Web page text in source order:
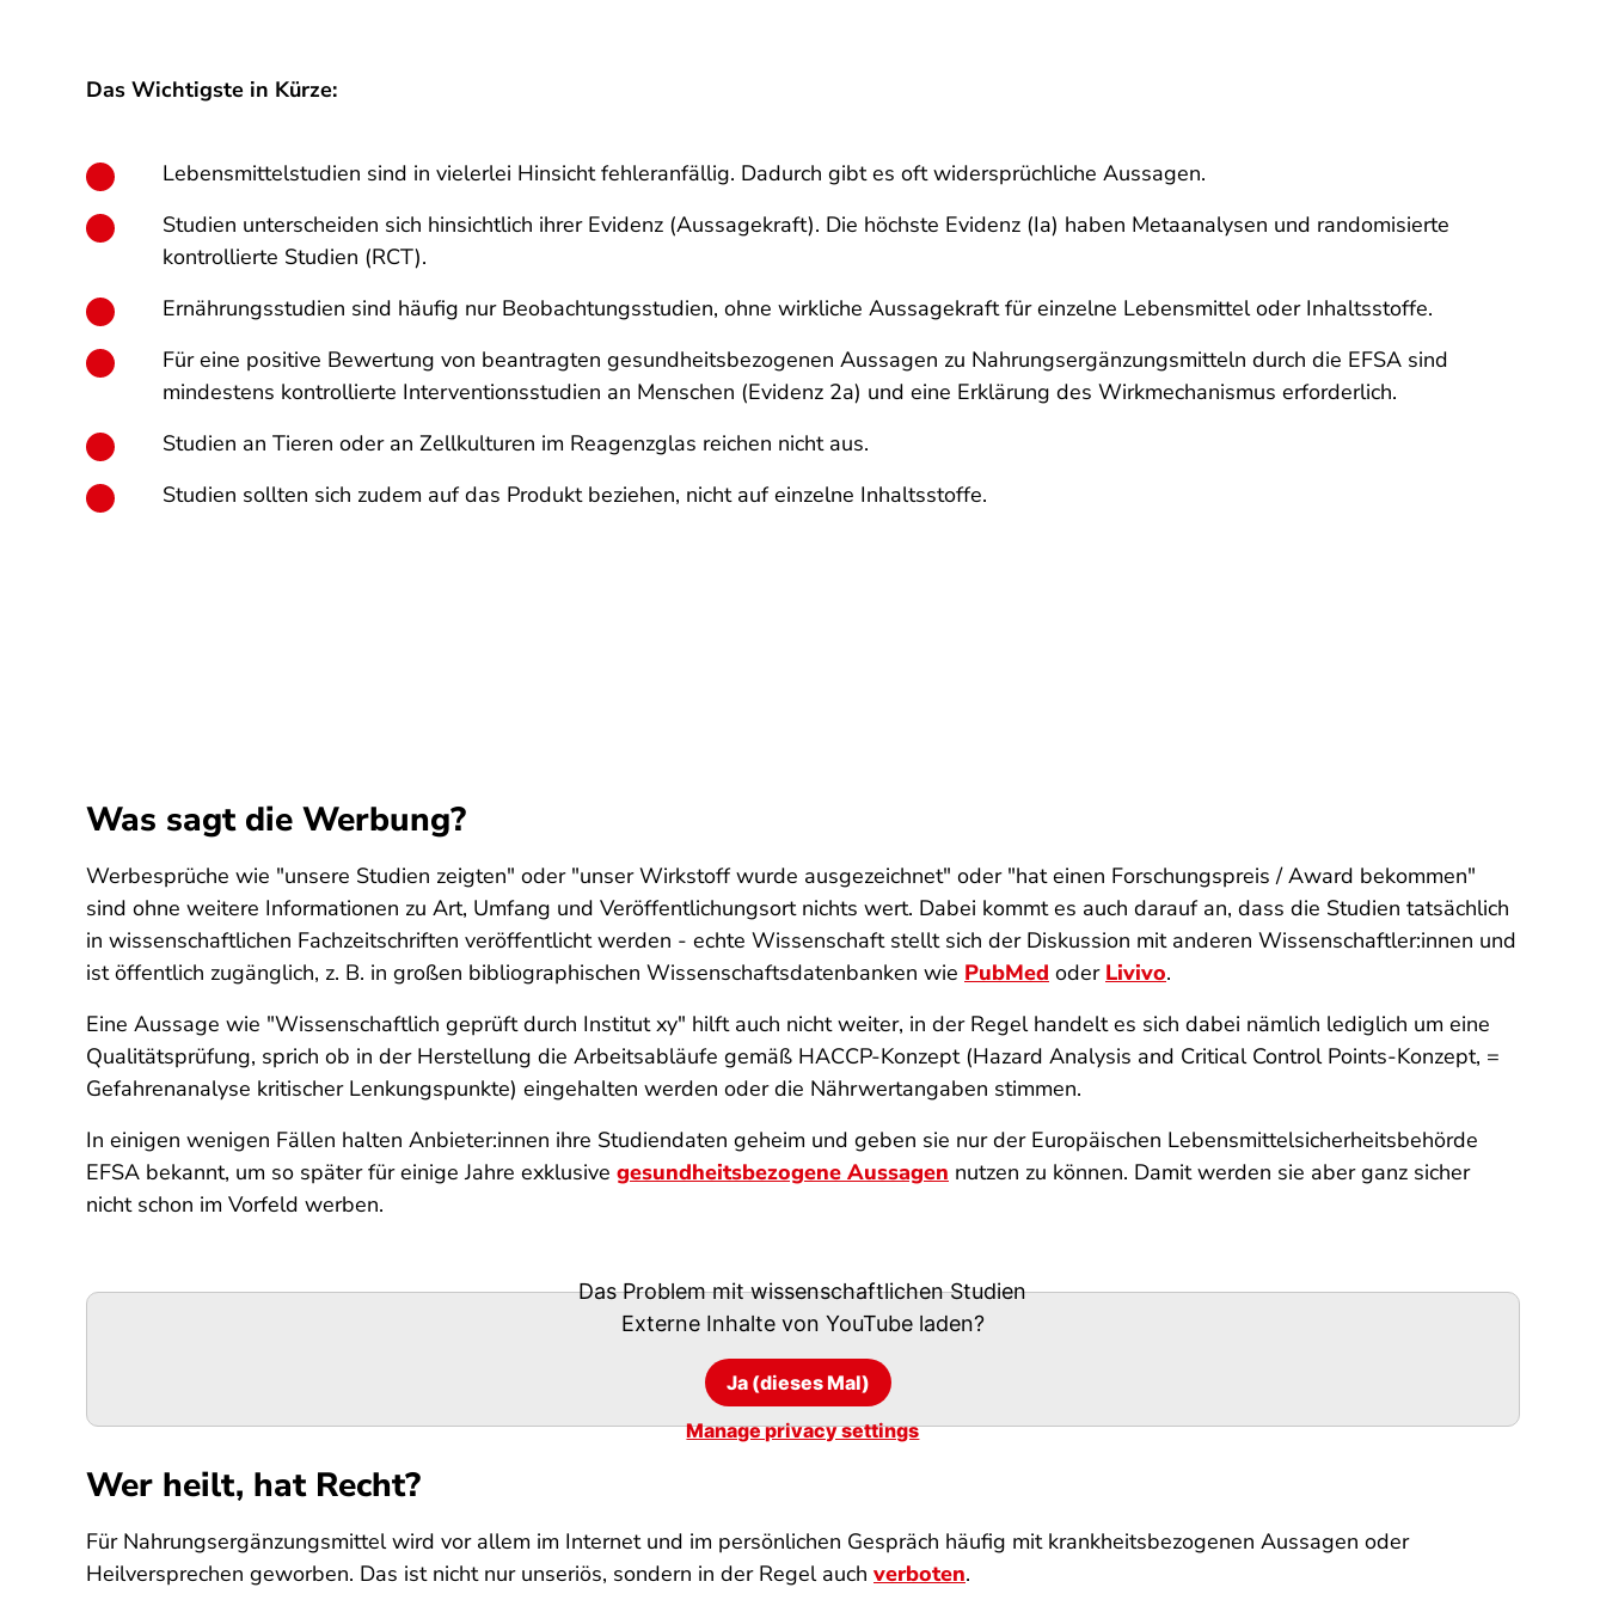
Das Wichtigste in Kürze:
Lebensmittelstudien sind in vielerlei Hinsicht fehleranfällig. Dadurch gibt es oft widersprüchliche Aussagen.
Studien unterscheiden sich hinsichtlich ihrer Evidenz (Aussagekraft). Die höchste Evidenz (Ia) haben Metaanalysen und randomisierte
kontrollierte Studien (RCT).
Ernährungsstudien sind häufig nur Beobachtungsstudien, ohne wirkliche Aussagekraft für einzelne Lebensmittel oder Inhaltsstoffe.
Für eine positive Bewertung von beantragten gesundheitsbezogenen Aussagen zu Nahrungsergänzungsmitteln durch die EFSA sind
mindestens kontrollierte Interventionsstudien an Menschen (Evidenz 2a) und eine Erklärung des Wirkmechanismus erforderlich.
Studien an Tieren oder an Zellkulturen im Reagenzglas reichen nicht aus.
Studien sollten sich zudem auf das Produkt beziehen, nicht auf einzelne Inhaltsstoffe.
Was sagt die Werbung?
Werbesprüche wie "unsere Studien zeigten" oder "unser Wirkstoff wurde ausgezeichnet" oder "hat einen Forschungspreis / Award bekommen"
sind ohne weitere Informationen zu Art, Umfang und Veröffentlichungsort nichts wert. Dabei kommt es auch darauf an, dass die Studien tatsächlich
in wissenschaftlichen Fachzeitschriften veröffentlicht werden - echte Wissenschaft stellt sich der Diskussion mit anderen Wissenschaftler:innen und
ist öffentlich zugänglich, z. B. in großen bibliographischen Wissenschaftsdatenbanken wie PubMed oder Livivo.
Eine Aussage wie "Wissenschaftlich geprüft durch Institut xy" hilft auch nicht weiter, in der Regel handelt es sich dabei nämlich lediglich um eine
Qualitätsprüfung, sprich ob in der Herstellung die Arbeitsabläufe gemäß HACCP-Konzept (Hazard Analysis and Critical Control Points-Konzept, =
Gefahrenanalyse kritischer Lenkungspunkte) eingehalten werden oder die Nährwertangaben stimmen.
In einigen wenigen Fällen halten Anbieter:innen ihre Studiendaten geheim und geben sie nur der Europäischen Lebensmittel­sicherheitsbehörde
EFSA bekannt, um so später für einige Jahre exklusive gesundheitsbezogene Aussagen nutzen zu können. Damit werden sie aber ganz sicher
nicht schon im Vorfeld werben.
Das Problem mit wissenschaftlichen Studien
Externe Inhalte von YouTubeladen?
Ja (dieses Mal)
Manage privacy settings
Wer heilt, hat Recht?
Für Nahrungsergänzungsmittel wird vor allem im Internet und im persönlichen Gespräch häufig mit krankheitsbezogenen Aussagen oder
Heilversprechen geworben. Das ist nicht nur unseriös, sondern in der Regel auch verboten.